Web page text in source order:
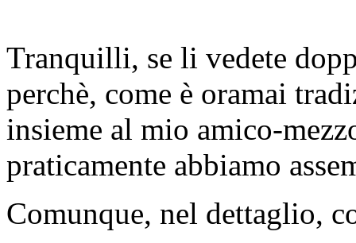
Tranquilli, se li vedete
perchè, come è oramai
insieme al mio amico-
praticamente abbiamo
Comunque, nel dettaglio,